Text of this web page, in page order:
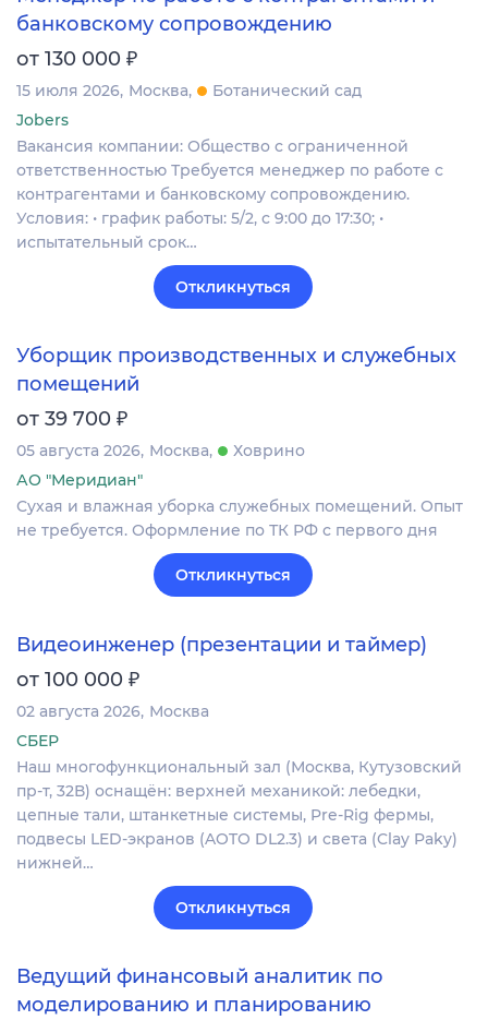
банковскому сопровождению
от 130 000 ₽
15 июля 2026 Москва
Ботанический сад
Jobers
Вакансия компании: Общество с ограниченной
ответственностью Требуется менеджер по работе с
контрагентами и банковскому сопровождению.
Условия: • график работы: 5/2, с 9:00 до 17:30; •
испытательный срок…
Откликнуться
Уборщик производственных и служебных
помещений
от 39 700 ₽
05 августа 2026 Москва
Ховрино
АО "Меридиан"
Сухая и влажная уборка служебных помещений. Опыт
не требуется. Оформление по ТК РФ с первого дня
Откликнуться
Видеоинженер (презентации и таймер)
от 100 000 ₽
02 августа 2026 Москва
СБЕР
Наш многофункциональный зал (Москва, Кутузовский
пр-т, 32В) оснащён: верхней механикой: лебедки,
цепные тали, штанкетные системы, Pre-Rig фермы,
подвесы LED-экранов (AOTO DL2.3) и света (Clay Paky)
нижней…
Откликнуться
Ведущий финансовый аналитик по
моделированию и планированию